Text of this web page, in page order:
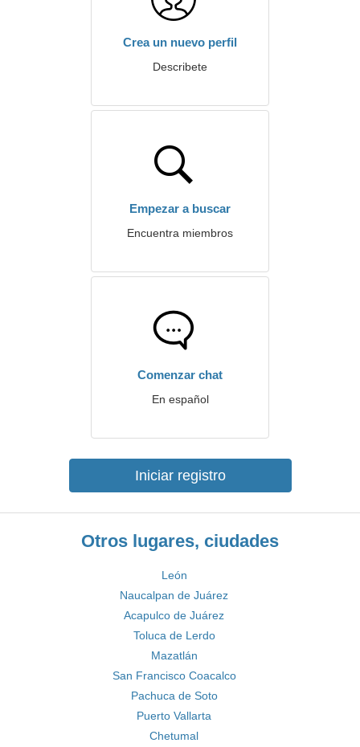
Crea un nuevo perfil
Describete
Empezar a buscar
Encuentra miembros
Comenzar chat
En español
Iniciar registro
Otros lugares, ciudades
León
Naucalpan de Juárez
Acapulco de Juárez
Toluca de Lerdo
Mazatlán
San Francisco Coacalco
Pachuca de Soto
Puerto Vallarta
Chetumal